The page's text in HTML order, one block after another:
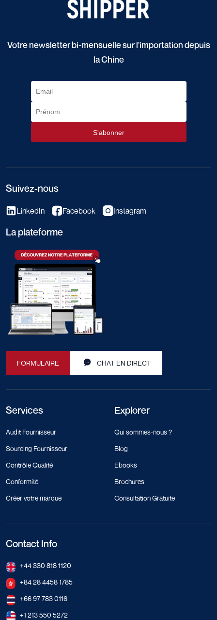
Votre newsletter bi-mensuelle sur l'importation depuis
la Chine
Suivez-nous
LinkedIn Facebook Instagram
La plateforme
FORMULAIRE CHAT EN DIRECT
Services
Audit Fournisseur
Sourcing Fournisseur
Contrôle Qualité
Conformité
Créer votre marque
Explorer
Qui sommes-nous ?
Blog
Ebooks
Brochures
Consultation Gratuite
Contact Info
+44 330 818 1120
+84 28 4458 1785
+66 97 783 0116
+1 213 550 5272